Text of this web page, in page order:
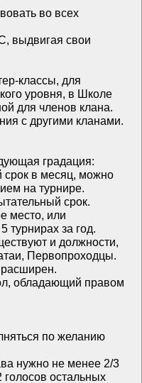
во всех
выдвигая свои
классы, для
уровня, в Школе
для членов клана.
с другими кланами.
градация:
срок в месяц, можно
на турнире.
срок.
место, или
за год.
и должности,
Первопроходцы.
обладающий правом
по желанию
нужно не менее 2/3
остальных